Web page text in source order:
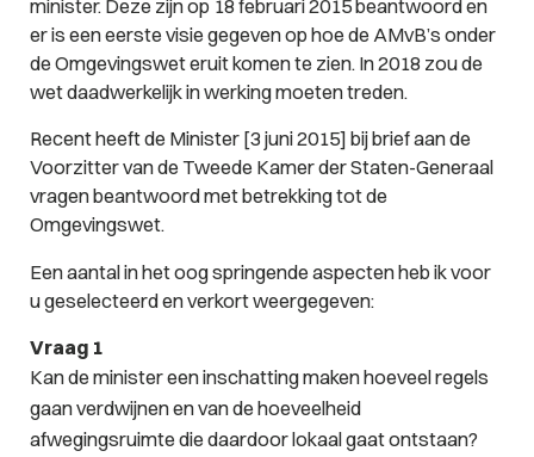
minister. Deze zijn op 18 februari 2015 beantwoord en
er is een eerste visie gegeven op hoe de AMvB’s onder
de Omgevingswet eruit komen te zien. In 2018 zou de
wet daadwerkelijk in werking moeten treden.
Recent heeft de Minister [3 juni 2015] bij brief aan de
Voorzitter van de Tweede Kamer der Staten-Generaal
vragen beantwoord met betrekking tot de
Omgevingswet.
Een aantal in het oog springende aspecten heb ik voor
u geselecteerd en verkort weergegeven:
Vraag 1
Kan de minister een inschatting maken hoeveel regels
gaan verdwijnen en van de hoeveelheid
afwegingsruimte die daardoor lokaal gaat ontstaan?